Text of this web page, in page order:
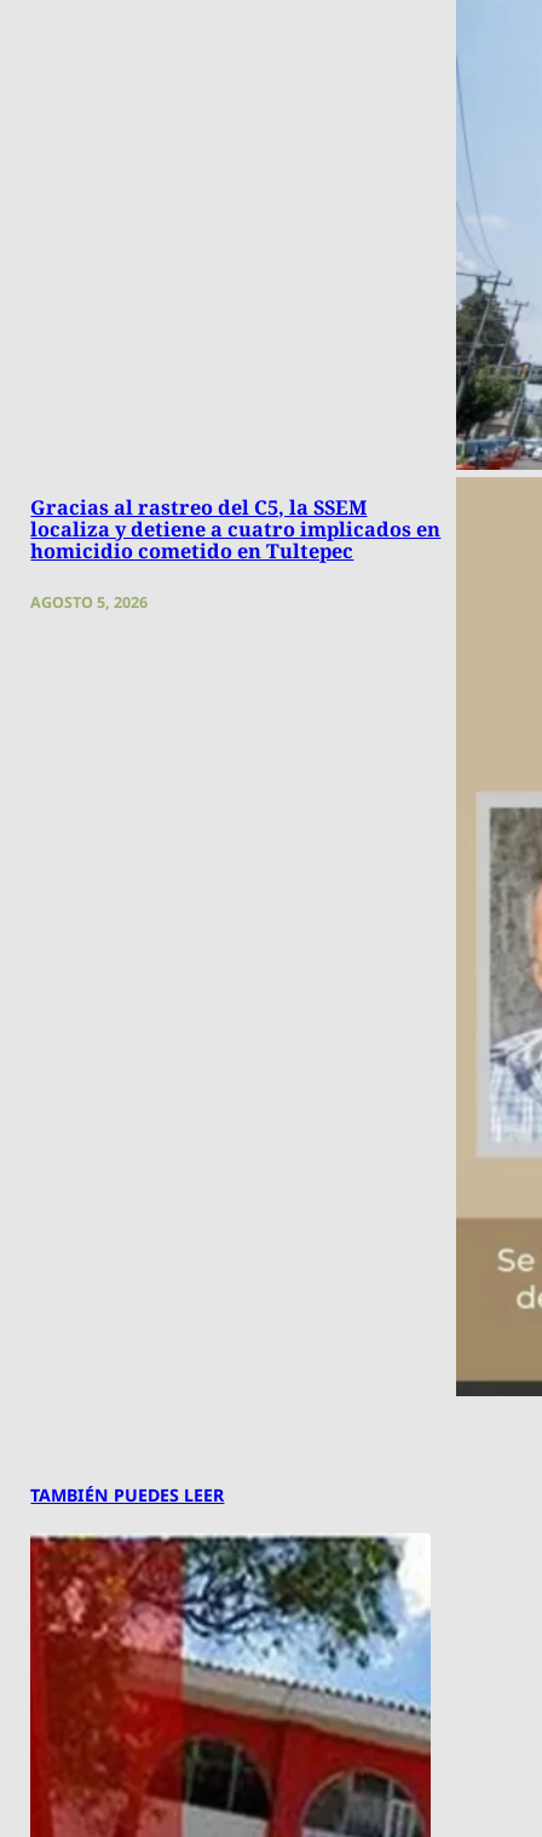
Gracias al rastreo del C5, la SSEM
localiza y detiene a cuatro implicados en
homicidio cometido en Tultepec
AGOSTO 5, 2026
TAMBIÉN PUEDES LEER